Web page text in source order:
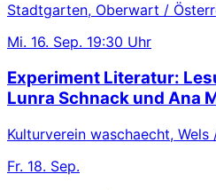
Stadtgarten, Oberwart /
Mi. 16. Sep. 19:30 Uhr
Experiment Literatur:
Lunra Schnack und Ana
Kulturverein waschaecht, Wels
Fr. 18. Sep.